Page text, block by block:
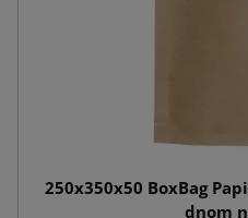
250x350x50 BoxBag
dnom